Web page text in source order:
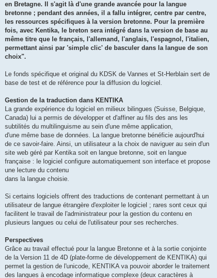
en Bretagne. Il s'agit là d'une grande avancée pour la langue
bretonne ; pendant des années, il a fallu intégrer, centre par centre,
les ressources spécifiques à la version bretonne. Pour la première
fois, avec Kentika, le breton sera intégré dans la version de base au
même titre que le français, l'allemand, l'anglais, l'espagnol, l'italien,
permettant ainsi par 'simple clic' de basculer dans la langue de son
choix".
Le fonds spécifique et original du KDSK de Vannes et St-Herblain sert de
base de test et de référence pour la diffusion du logiciel.
Gestion de la traduction dans KENTIKA
La grande expérience du logiciel en milieux bilingues (Suisse, Belgique,
Canada) lui a permis de développer et d'affiner au fils des ans les
subtilités du multilinguisme au sein d'une même application,
d'une même base de données. La langue bretonne bénéficie aujourd'hui
de ce savoir-faire. Ainsi, un utilisateur a la choix de naviguer au sein d'un
site web géré par Kentika soit en langue bretonne, soit en langue
française : le logiciel configure automatiquement son interface et propose
une lecture du contenu
dans la langue choisie.
Si certains logiciels offrent des traductions de contenant permettant à un
utilisateur de langue étrangère d'exploiter le logiciel ; rares sont ceux qui
facilitent le travail de l'administrateur pour la gestion du contenu en
plusieurs langues ou celui de l'utilisateur pour ses recherches.
Perspectives
Grâce au travail effectué pour la langue Bretonne et à la sortie conjointe
de la Version 11 de 4D (plate-forme de développement de KENTIKA) qui
permet la gestion de l'unicode, KENTIKA va pouvoir aborder le traitement
des langues à encodage informatique complexe (deux caractères à